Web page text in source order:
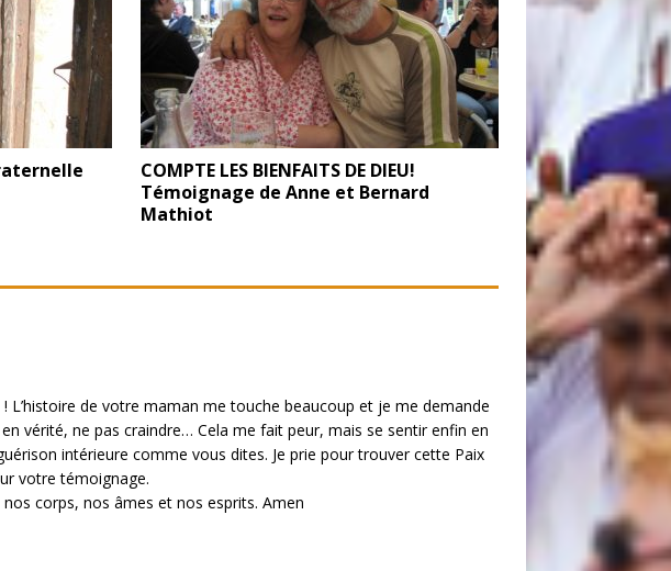
COMPTE LES BIENFAITS DE DIEU!
Témoignage de Anne et Bernard
Mathiot
de votre maman me touche beaucoup et je me demande
vérité, ne pas craindre… Cela me fait peur, mais se sentir enfin en
intérieure comme vous dites. Je prie pour trouver cette Paix
votre témoignage.
corps, nos âmes et nos esprits. Amen